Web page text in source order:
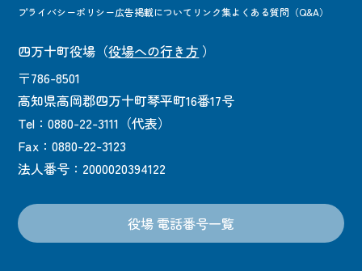
プライバシーポリシー広告掲載について リンク集よくある質問（Q&A）
四万十町役場 （役場への行き方 ）
〒786-8501
高知県高岡郡四万十町琴平町16番17号
Tel：0880-22-3111（代表）
Fax：0880-22-3123
法人番号：2000020394122
役場 電話番号一覧